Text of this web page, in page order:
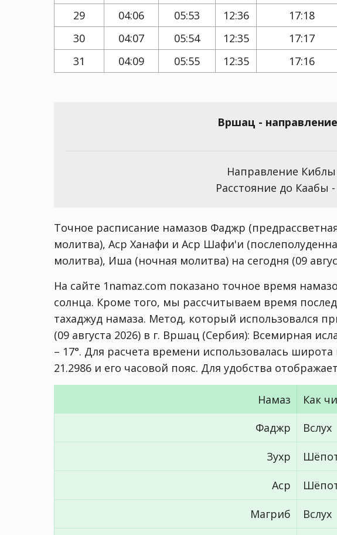
29
04:06 05:53 12:36 17:18
30
04:07 05:54 12:35 17:17
31
04:09 05:55 12:35 17:16
Вршац -
Направление Киблы
Расстояние до Каабы
Точное расписание намазов Фаджр
молитва), Аср Ханафи и Аср Шафи'и
молитва), Иша (ночная молитва) на сегодня (09
На сайте 1namaz.com показано точное время
солнца. Кроме того, мы рассчитываем время
тахаджуд намаза. Метод, который использовался
(09 августа 2026) в г. Вршац (Сербия): Всемирная
– 17°. Для расчета времени использовалась
21.2986 и его часовой пояс. Для удобства
Намаз
Как
Фаджр
Вслух
Зухр
Аср
Магриб Вслух